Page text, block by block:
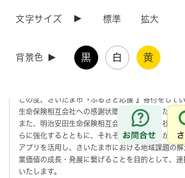
文字サイズ 標準 拡大
背景色 黒 白 黄
お問合せ
会社及び株式会社つなぐと連携協定
この度、さいたま市『ふるさと応援 』寄付をして
生命保険相互会社への感謝状贈呈式を開催いたしま
また、明治安田生命保険相互会社及び株式会社つな
らに強化するとともに、それぞれの強みを活かし、
アプリを活用し、さいたま市における地域課題の
業価値の成長・発展に繋げることを目的として、
いたします。